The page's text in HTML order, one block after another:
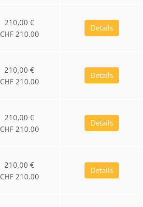
210,00 €
CHF 210.00
Details
210,00 €
CHF 210.00
Details
210,00 €
CHF 210.00
Details
210,00 €
CHF 210.00
Details